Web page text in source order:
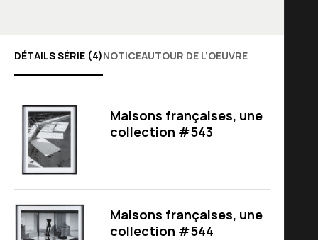
DÉTAILS SÉRIE (4)NOTICEAUTOUR DE L’OEUVRE
Maisons françaises, une
collection #543
Maisons françaises, une
collection #544